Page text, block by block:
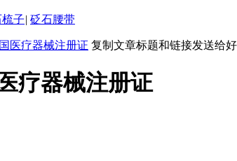
子| 砭石腰带
医疗器械注册证 复制文章标题和链接发送给
疗器械注册证